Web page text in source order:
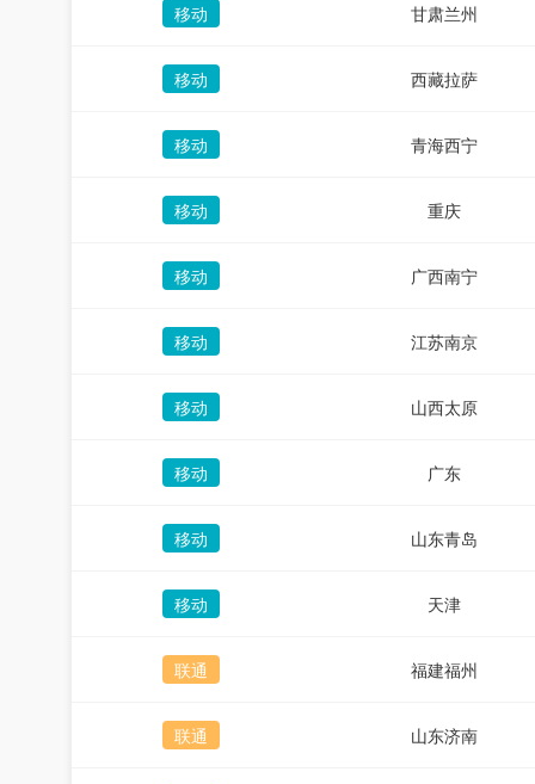
移动 甘肃兰州
移动 西藏拉萨
移动 青海西宁
移动 重庆
移动 广西南宁
移动 江苏南京
移动 山西太原
移动 广东
移动 山东青岛
移动 天津
联通 福建福州
联通 山东济南